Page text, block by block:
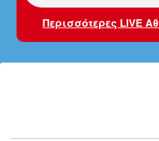
Περισσότερες LIVE